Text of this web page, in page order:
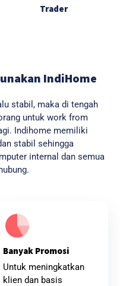
Trader
IndiHome
stabil, maka di tengah
untuk work from
Indihome memiliki
stabil sehingga
internal dan semua
Banyak Promosi
Untuk meningkatkan
klien dan basis